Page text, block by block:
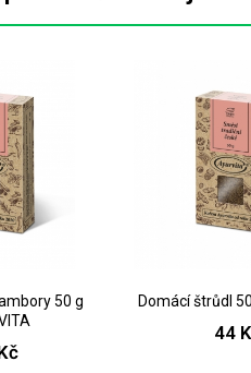
50 g
Domácí štrůdl
44